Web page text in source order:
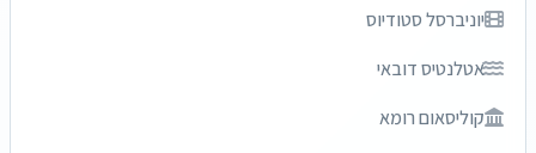
יוניברסל סטודיוס
אטלנטיס דובאי
קוליסאום רומא